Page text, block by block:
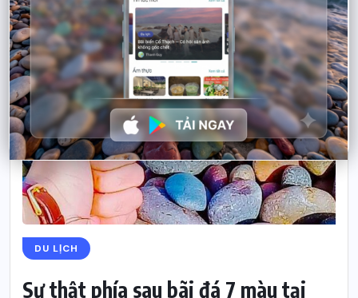
DU LỊCH
Sự thật phía sau bãi đá 7 màu tại